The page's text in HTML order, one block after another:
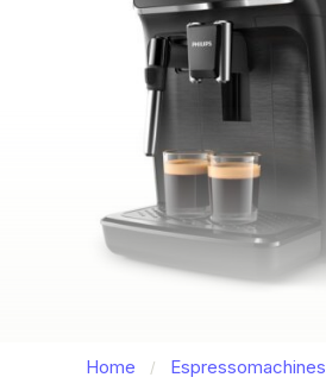
Smart Home & Beveiliging
Kantoor & Werkplek
Maak kennis met ons team
Home / Espressomachines